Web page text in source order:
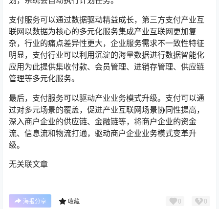
支付服务可以通过数据驱动精益成长，第三方支付产业互
联网以数据为核心的多元化服务集成产业互联网更加复
杂，行业的痛点差异性更大，企业服务需求不一致性特征
明显，支付行业可以利用沉淀的海量数据进行数据智能化
应用为此提供集收付款、会员管理、进销存管理、供应链
管理等多元化服务。
最后，支付服务可以驱动产业业务模式升级。支付可以通
过对多元场景的覆盖，促进产业互联网场景协同性提高，
深入商户企业的供应链、金融链等，将商户企业的资金
流、信息流和物流打通，驱动商户企业业务模式变革升
级。
无关联文章
海报分享 收藏 0 0